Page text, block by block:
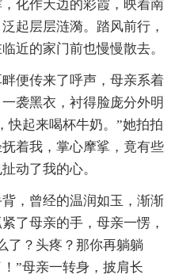
化作天边的彩霞，映着南
起层层涟漪。踏风前行，
近的家门前也慢慢散去。
便传来了呼声，母亲系着
袭黑衣，衬得脸庞分外明
快起来喝杯牛奶。”她拍拍
着我，掌心摩挲，竟有些
动了我的心。
，曾经的温润如玉，渐渐
了母亲的手，母亲一愣，
了？头疼？那你再躺躺
”母亲一转身，披肩长